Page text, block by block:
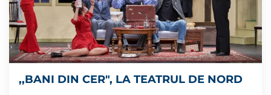
,,BANI DIN CER", LA TEATRUL DE NORD